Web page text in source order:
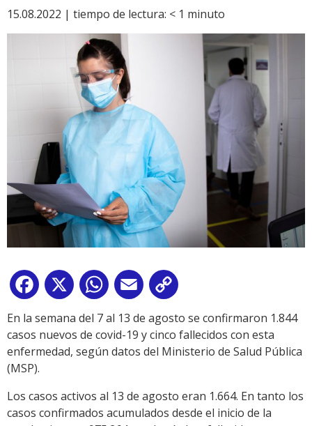
15.08.2022 | tiempo de lectura: < 1 minuto
Facebook
X WhatsApp
Email
Link
En la semana del 7 al 13 de agosto se confirmaron 1.844
casos nuevos de covid-19 y cinco fallecidos con esta
enfermedad, según datos del Ministerio de Salud Pública
(MSP).
Los casos activos al 13 de agosto eran 1.664. En tanto los
casos confirmados acumulados desde el inicio de la